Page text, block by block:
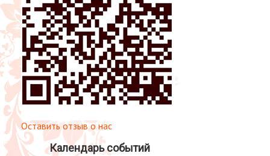
Оставить отзыв о нас
Календарь событий